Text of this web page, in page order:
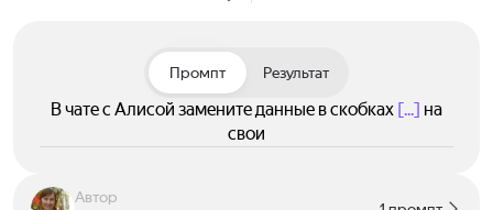
Промпт Результат
В чате с Алисой замените данные в скобках [...] на
свои
Автор